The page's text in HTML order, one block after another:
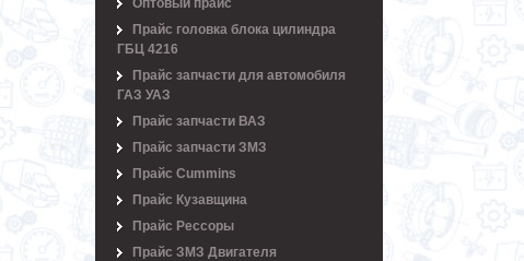
Оптовый прайс
Прайс головка блока цилиндра
ГБЦ 4216
Прайс запчасти для автомобиля
ГАЗ УАЗ
Прайс запчасти ВАЗ
Прайс запчасти ЗМЗ
Прайс Cummins
Прайс Кузавщина
Прайс Рессоры
Прайс ЗМЗ Двигателя